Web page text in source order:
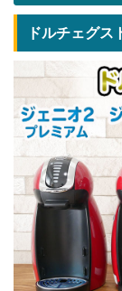
ドルチェグス